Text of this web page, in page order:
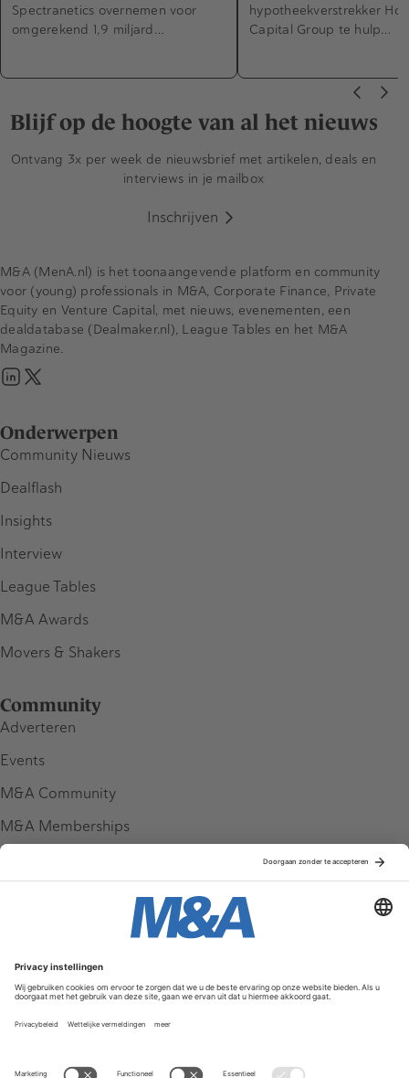
Spectranetics overnemen voor
omgerekend 1,9 miljard…
hypotheekverstrekker
Capital Group te hulp…
Blijf op de hoogte van al het nieuws
Ontvang 3x per week de nieuwsbrief met artikelen, deals en
interviews in je mailbox
Inschrijven
Onderwerpen
Community Nieuws
Dealflash
Insights
Interview
League Tables
M&A Awards
Movers & Shakers
Community
Adverteren
Events
M&A Community
M&A Memberships
Service & Contact
Contact
FAQ
Werken bij ons
M&A (MenA.nl) is het toonaangevende platform en community
voor (young) professionals in M&A, Corporate Finance, Private
Equity en Venture Capital, met nieuws, evenementen, een
dealdatabase (Dealmaker.nl), League Tables en het M&A
Magazine.